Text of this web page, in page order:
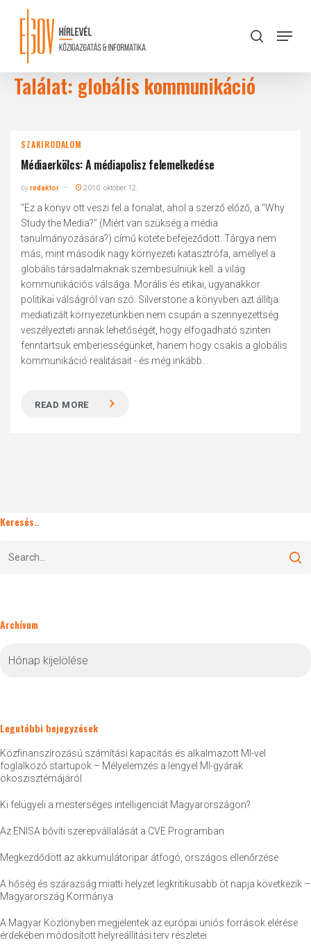
content
search
Menu
Találat: globális kommunikáció
SZAKIRODALOM
Médiaerkölcs: A médiapolisz felemelkedése
byredaktor 2010. október 12.
"Ez a könyv ott veszi fel a fonalat, ahol a szerző előző, a "Why
Study the Media?" (Miért van szükség a média
tanulmányozására?) című kötete befejeződött. Tárgya nem
más, mint második nagy környezeti katasztrófa, amellyel a
globális társadalmaknak szembesülniük kell: a világ
kommunikációs válsága. Morális és etikai, ugyanakkor
politikai válságról van szó. Silverstone a könyvben azt állítja:
mediatizált környezetünkben nem csupán a szennyezettség
veszélyezteti annak lehetőségét, hogy elfogadható szinten
fenntartsuk emberiességünket, hanem hogy csakis a globális
kommunikáció realitásait - és még inkább...
READ MORE
Keresés..
Archívum
Legutóbbi bejegyzések
Közfinanszírozású számítási kapacitás és alkalmazott MI-vel
foglalkozó startupok – Mélyelemzés a lengyel MI-gyárak
ökoszisztémájáról
Ki felügyeli a mesterséges intelligenciát Magyarországon?
Az ENISA bővíti szerepvállalását a CVE Programban
Megkezdődött az akkumulátoripar átfogó, országos ellenőrzése
A hőség és szárazság miatti helyzet legkritikusabb öt napja következik –
Magyarország Kormánya
A Magyar Közlönyben megjelentek az európai uniós források elérése
érdekében módosított helyreállítási terv részletei
Close